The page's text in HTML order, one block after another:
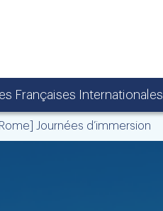
Françaises Internationales
Journées d’immersion